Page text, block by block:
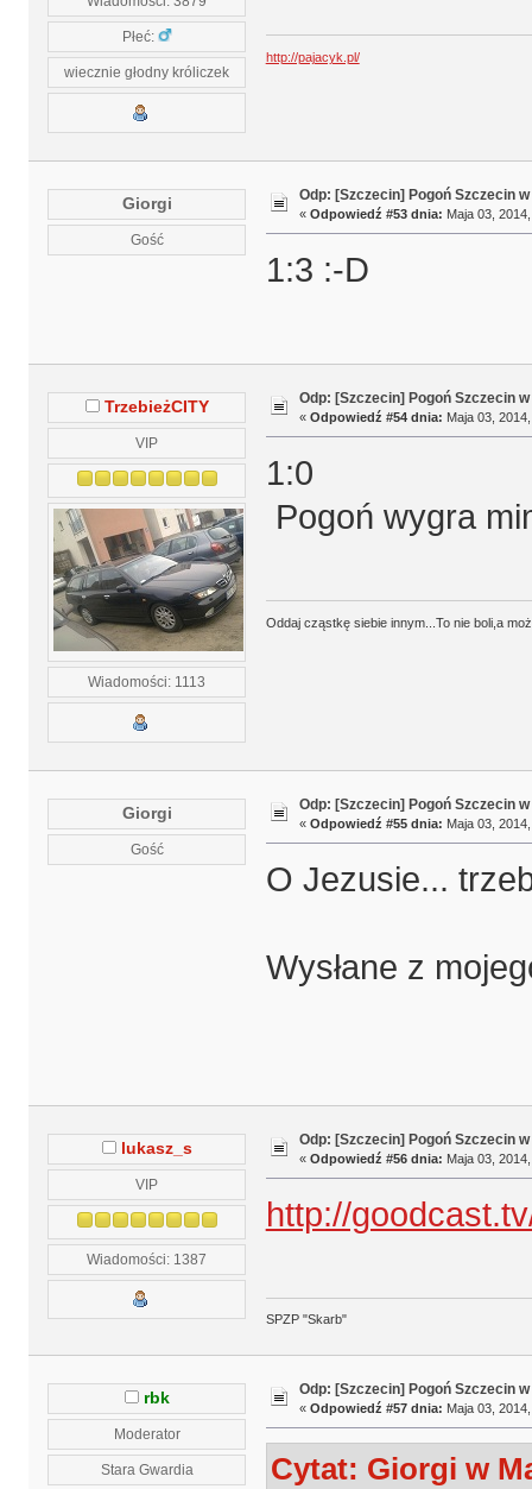
Płeć:
wiecznie głodny króliczek
http://pajacyk.pl/
Giorgi
Gość
Odp: [Szczecin] Pogoń Szczecin
« Odpowiedź #53 dnia: Maja 03,
1:3 :-D
TrzebieżCITY
VIP
Wiadomości: 1113
Odp: [Szczecin] Pogoń Szczecin
« Odpowiedź #54 dnia: Maja 03,
1:0
Pogoń wygra
Oddaj cząstkę siebie innym...To nie boli,a
Giorgi
Gość
Odp: [Szczecin] Pogoń Szczecin
« Odpowiedź #55 dnia: Maja 03,
O Jezusie...
Wysłane z
lukasz_s
VIP
Wiadomości: 1387
Odp: [Szczecin] Pogoń Szczecin
« Odpowiedź #56 dnia: Maja 03,
http://
SPZP "Skarb"
rbk
Moderator
Stara Gwardia
Odp: [Szczecin] Pogoń Szczecin
« Odpowiedź #57 dnia: Maja 03,
Cytat: Giorgi w